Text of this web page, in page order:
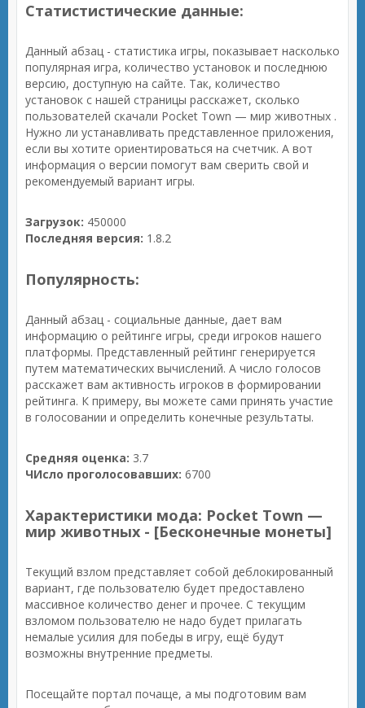
Статистистические данные:
Данный абзац - статистика игры, показывает насколько
популярная игра, количество установок и последнюю
версию, доступную на сайте. Так, количество
установок с нашей страницы расскажет, сколько
пользователей скачали Pocket Town — мир животных .
Нужно ли устанавливать представленное приложения,
если вы хотите ориентироваться на счетчик. А вот
информация о версии помогут вам сверить свой и
рекомендуемый вариант игры.
Загрузок: 450000
Последняя версия: 1.8.2
Популярность:
Данный абзац - социальные данные, дает вам
информацию о рейтинге игры, среди игроков нашего
платформы. Представленный рейтинг генерируется
путем математических вычислений. А число голосов
расскажет вам активность игроков в формировании
рейтинга. К примеру, вы можете сами принять участие
в голосовании и определить конечные результаты.
Средняя оценка: 3.7
ЧИсло проголосовавших: 6700
Характеристики мода: Pocket Town —
мир животных - [Бесконечные монеты]
Текущий взлом представляет собой деблокированный
вариант, где пользователю будет предоставлено
массивное количество денег и прочее. С текущим
взломом пользователю не надо будет прилагать
немалые усилия для победы в игру, ещё будут
возможны внутренние предметы.
Посещайте портал почаще, а мы подготовим вам